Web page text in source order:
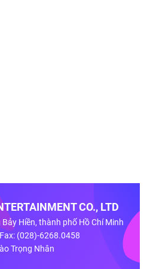
CO., LTD
Hiền, thành phố Hồ Chí Minh
(028)-6268.0458
Trọng Nhân